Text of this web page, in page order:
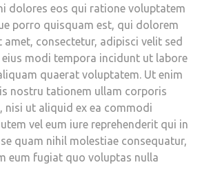
dolores eos qui ratione voluptatem
porro quisquam est, qui dolorem
consectetur, adipisci velit sed
modi tempora incidunt ut labore
quaerat voluptatem. Ut enim
nostru tationem ullam corporis
nisi ut aliquid ex ea commodi
vel eum iure reprehenderit qui in
quam nihil molestiae consequatur,
eum fugiat quo voluptas nulla